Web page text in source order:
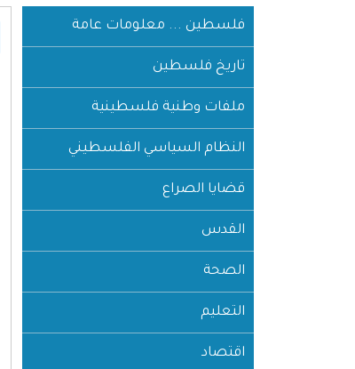
فلسطين ... معلومات عامة
تاريخ فلسطين
ملفات وطنية فلسطينية
النظام السياسي الفلسطيني
قضايا الصراع
القدس
الصحة
التعليم
اقتصاد